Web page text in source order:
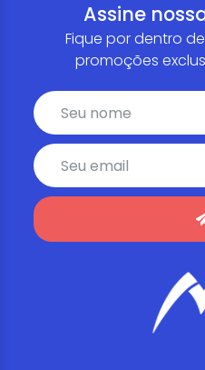
Assine
Fique por dentro
promoções